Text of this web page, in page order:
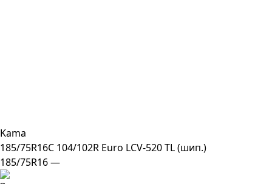
Kama
185/75R16C 104/102R Euro LCV-520 TL (шип.)
185/75R16 —